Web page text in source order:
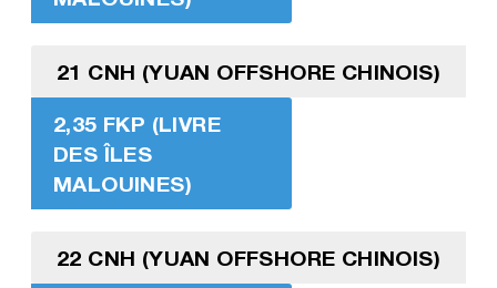
21 CNH (YUAN OFFSHORE CHINOIS)
2,35 FKP (LIVRE
DES ÎLES
MALOUINES)
22 CNH (YUAN OFFSHORE CHINOIS)